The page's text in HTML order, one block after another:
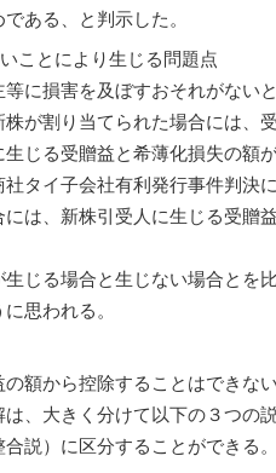
ある、と判示した。
ことにより生じる問題点
に損害を及ぼすおそれがない
が割り当てられた場合には、
じる受贈益と希薄化損失の額
タイ子会社有利発行事件判決
は、新株引受人に生じる受贈
じる場合と生じない場合とを
思われる。
額から控除することはできな
、大きく分けて以下の３つの
説）に区分することができる。